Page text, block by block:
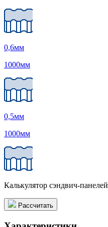
0,6мм
1000мм
0,5мм
1000мм
Калькулятор сэндвич-панелей
Рассчитать